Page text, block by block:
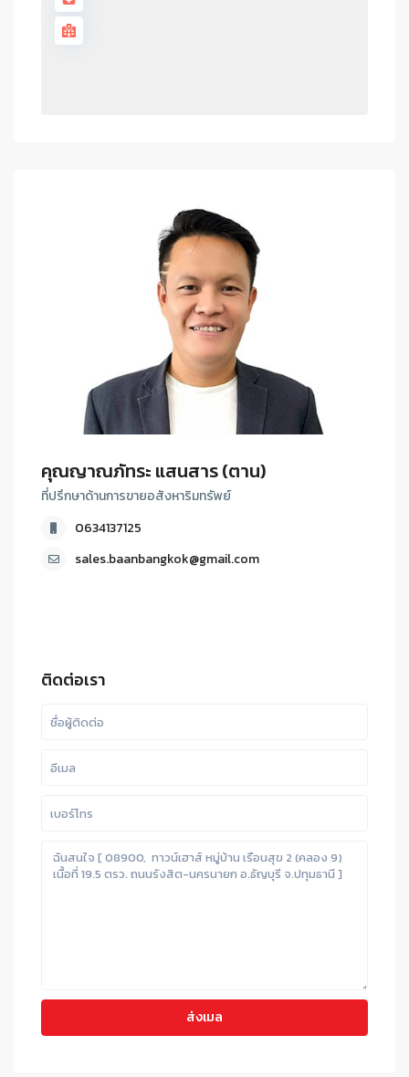
คุณญาณภัทระ แสนสาร (ตาน)
ที่ปรึกษาด้านการขายอสังหาริมทรัพย์
0634137125
sales.baanbangkok@gmail.com
ติดต่อเรา